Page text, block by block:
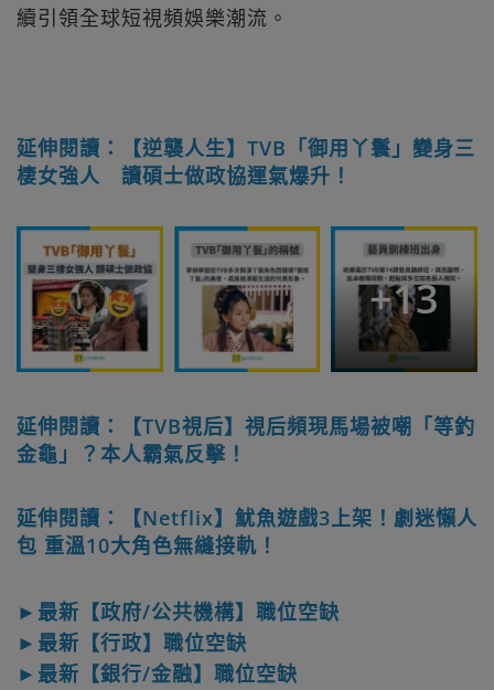
續引領全球短視頻娛樂潮流。
延伸閱讀：【逆襲人生】TVB「御用丫鬟」變身三
棲女強人 讀碩士做政協運氣爆升！
+13
延伸閱讀：【TVB視后】視后頻現馬場被嘲「等釣
金龜」？本人霸氣反擊！
延伸閱讀：【Netflix】魷魚遊戲3上架！劇迷懶人
包 重溫10大角色無縫接軌！
►最新【政府/公共機構】職位空缺
►最新【行政】職位空缺
►最新【銀行/金融】職位空缺